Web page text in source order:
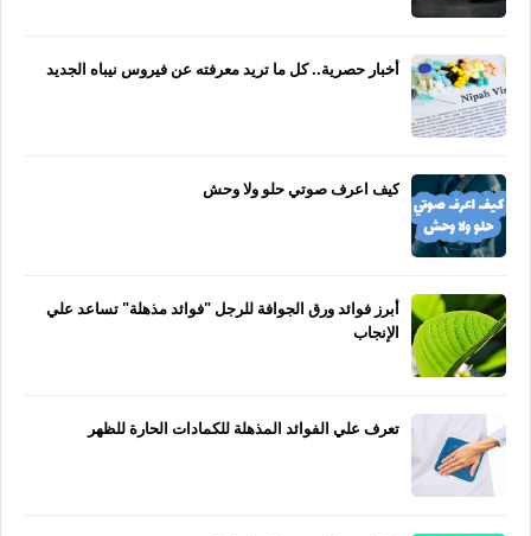
أخبار حصرية.. كل ما تريد معرفته عن فيروس نيباه الجديد
كيف اعرف صوتي حلو ولا وحش
أبرز فوائد ورق الجوافة للرجل "فوائد مذهلة" تساعد علي
الإنجاب
تعرف علي الفوائد المذهلة للكمادات الحارة للظهر